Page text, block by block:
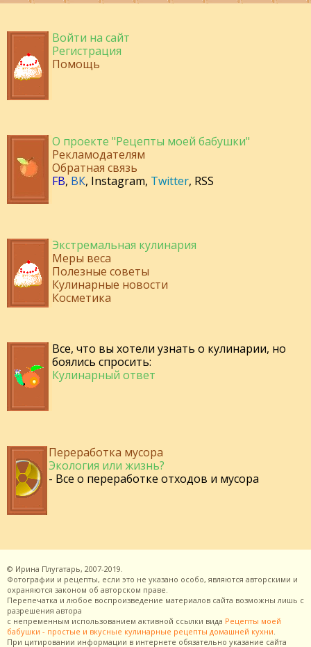
Войти на сайт
Регистрация
Помощь
О проекте "Рецепты моей бабушки"
Рекламодателям
Обратная связь
FB, ВК, Instagram, Twitter, RSS
Экстремальная кулинария
Меры веса
Полезные советы
Кулинарные новости
Косметика
Все, что вы хотели узнать о кулинарии, но
боялись спросить:
Кулинарный ответ
Переработка мусора
Экология или жизнь?
- Все о переработке отходов и мусора
© Ирина Плугатарь, 2007-2019.
Фотографии и рецепты, если это не указано особо, являются авторскими и
охраняются законом об авторском праве.
Перепечатка и любое воспроизведение материалов сайта возможны лишь с
разрешения автора
с непременным использованием активной ссылки вида Рецепты моей
бабушки - простые и вкусные кулинарные рецепты домашней кухни.
При цитировании информации в интернете обязательно указание сайта